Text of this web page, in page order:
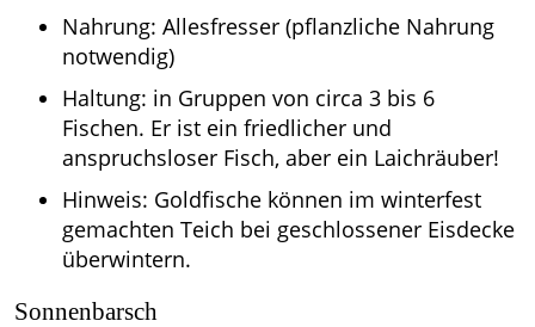
Nahrung: Allesfresser (pflanzliche Nahrung
notwendig)
Haltung: in Gruppen von circa 3 bis 6
Fischen. Er ist ein friedlicher und
anspruchsloser Fisch, aber ein Laichräuber!
Hinweis: Goldfische können im winterfest
gemachten Teich bei geschlossener Eisdecke
überwintern.
Sonnenbarsch